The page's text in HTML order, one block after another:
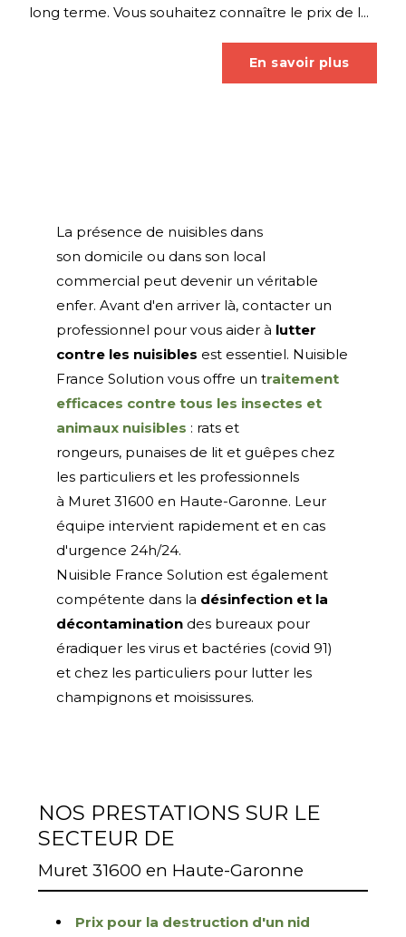
long terme. Vous souhaitez connaître le prix de l...
En savoir plus
La présence de nuisibles dans
son domicile ou dans son local
commercial peut devenir un véritable
enfer. Avant d'en arriver là, contacter un
professionnel pour vous aider à lutter
contre les nuisibles est essentiel. Nuisible
France Solution vous offre un traitement
efficaces contre tous les insectes et
animaux nuisibles : rats et
rongeurs, punaises de lit et guêpes chez
les particuliers et les professionnels
à Muret 31600 en Haute-Garonne. Leur
équipe intervient rapidement et en cas
d'urgence 24h/24.
Nuisible France Solution est également
compétente dans la désinfection et la
décontamination des bureaux pour
éradiquer les virus et bactéries (covid 91)
et chez les particuliers pour lutter les
champignons et moisissures.
NOS PRESTATIONS SUR LE
SECTEUR DE
Muret 31600 en Haute-Garonne
Prix pour la destruction d'un nid